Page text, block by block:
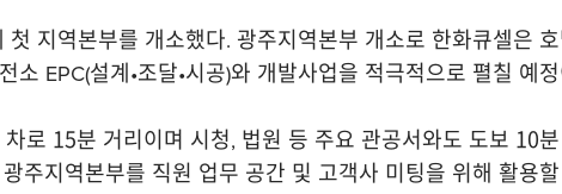
지역본부를 개소했다. 광주지역본부 개소로 한화큐셀은 호
EPC(설계•조달•시공)와 개발사업을 적극적으로 펼칠 예
로 15분 거리이며 시청, 법원 등 주요 관공서와도 도보 10
주지역본부를 직원 업무 공간 및 고객사 미팅을 위해 활용